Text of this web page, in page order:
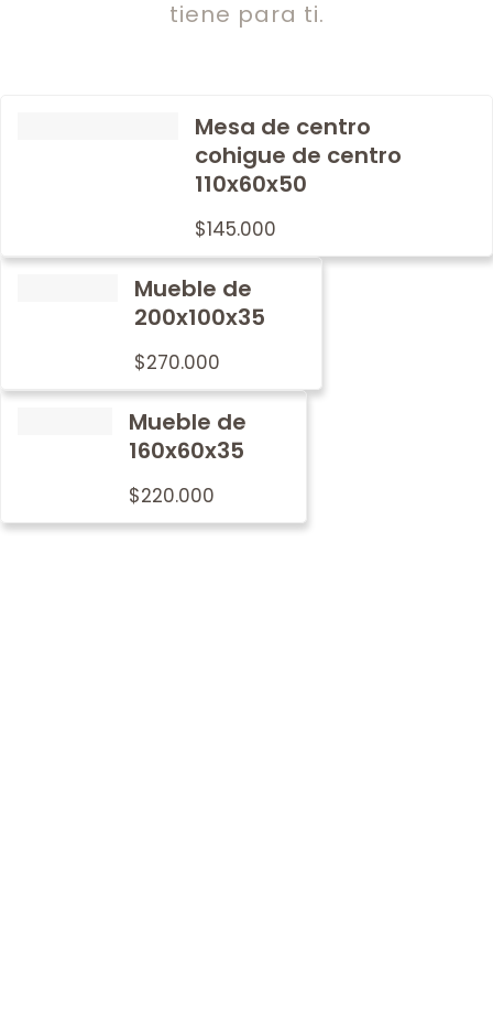
tiene para ti.
Mesa de centro
cohigue de centro
110x60x50
$145.000
Mueble de
200x100x35
$270.000
Mueble de
160x60x35
$220.000